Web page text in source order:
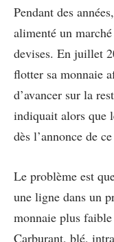
Pendant des
alimenté un
devises. En juillet
flotter sa monnaie
d’avancer sur la
indiquait alors que
dès l’annonce de
Le problème est
une ligne dans un
monnaie plus
Carburant, blé,